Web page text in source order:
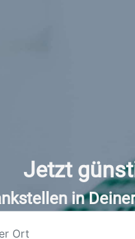
Jetzt
in